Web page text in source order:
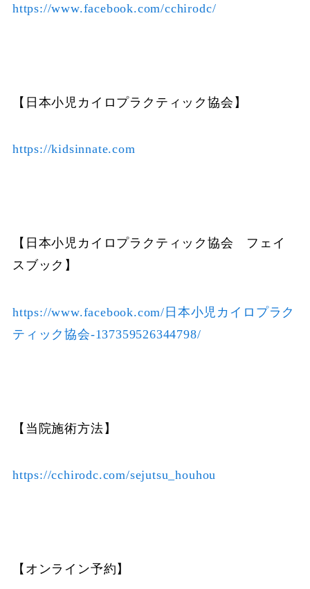
https://www.facebook.com/cchirodc/
【日本小児カイロプラクティック協会】
https://kidsinnate.com
【日本小児カイロプラクティック協会 フェイ
スブック】
https://www.facebook.com/日本小児カイロプラク
ティック協会-137359526344798/
【当院施術方法】
https://cchirodc.com/sejutsu_houhou
【オンライン予約】